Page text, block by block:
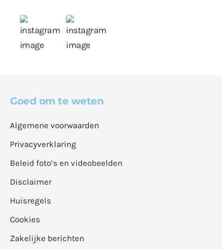
Goed om te weten
Algemene voorwaarden
Privacyverklaring
Beleid foto’s en videobeelden
Disclaimer
Huisregels
Cookies
Zakelijke berichten